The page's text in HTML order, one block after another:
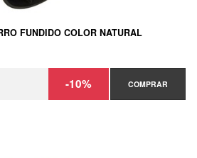
FUNDIDO COLOR NATURAL
-10% COMPRAR